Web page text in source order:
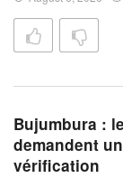
Bujumbura :
demandent
vérification